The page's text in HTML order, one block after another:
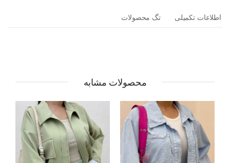
اطلاعات تکمیلی تگ محصولات
محصولات مشابه